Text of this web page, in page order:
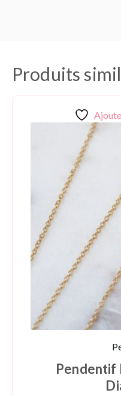
Produits
Pendentif